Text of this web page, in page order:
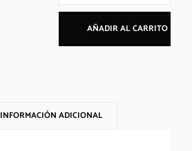
AÑADIR AL CARRITO
INFORMACIÓN ADICIONAL